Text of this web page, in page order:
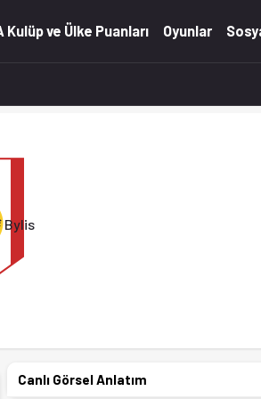
Kulüp ve Ülke Puanları Oyunlar
Bylis
Canlı Görsel Anlatım